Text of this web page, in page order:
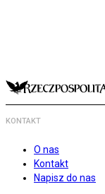
KONTAKT
O nas
Kontakt
Napisz do nas